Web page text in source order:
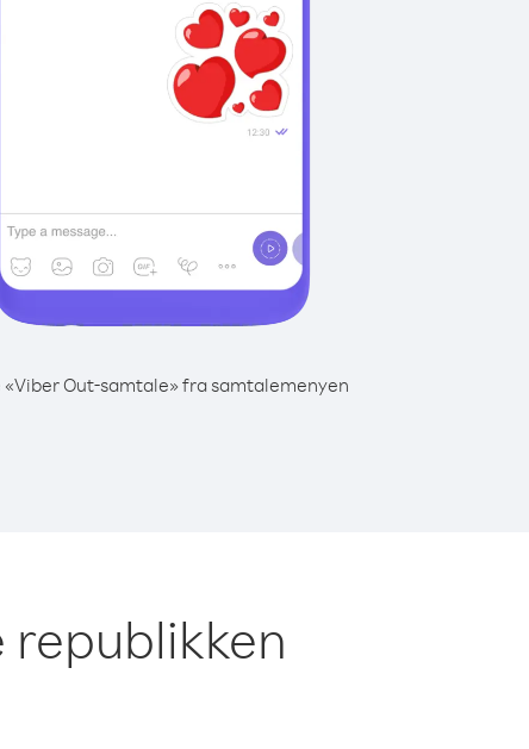
«Viber Out-samtale» fra samtalemenyen